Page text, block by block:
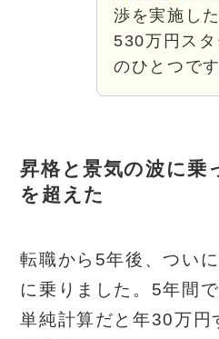
渉を実施し
530万円ス
のひとつです
昇格と景気の波に乗
を超えた
転職から5年後、つい
に乗りました。5年間
単純計算だと年30万円